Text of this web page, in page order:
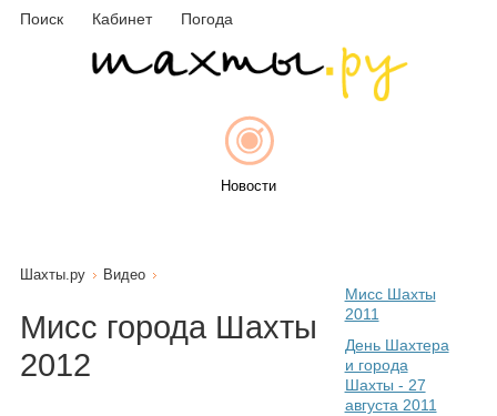
Поиск Кабинет Погода
Новости
Шахты.ру Видео
Мисс города Шахты
2012
Мисс Шахты
2011
День Шахтера
и города
Шахты - 27
августа 2011